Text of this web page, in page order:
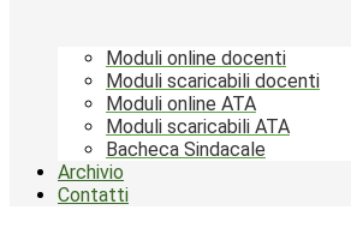
Moduli online docenti
Moduli scaricabili docenti
Moduli online ATA
Moduli scaricabili ATA
Bacheca Sindacale
Archivio
Contatti